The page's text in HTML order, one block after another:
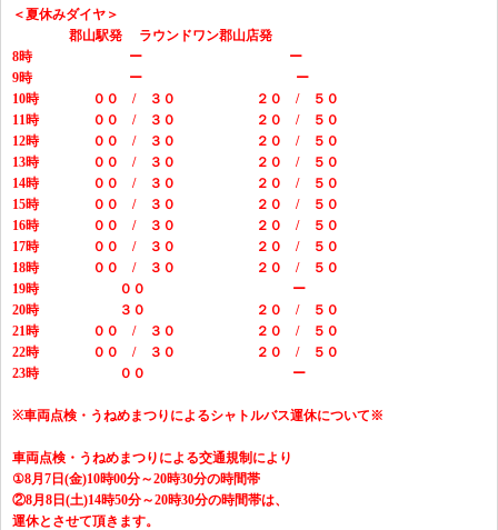
＜夏休みダイヤ＞
郡山駅発 ラウンドワン郡山店発
8時 ー ー
9時 ー ー
10時 ００ / ３０ ２０ / ５０
11時 ００ / ３０ ２０ / ５０
12時 ００ / ３０ ２０ / ５０
13時 ００ / ３０ ２０ / ５０
14時 ００ / ３０ ２０ / ５０
15時 ００ / ３０ ２０ / ５０
16時 ００ / ３０ ２０ / ５０
17時 ００ / ３０ ２０ / ５０
18時 ００ / ３０ ２０ / ５０
19時 ００ ー
20時 ３０ ２０ / ５０
21時 ００ / ３０ ２０ / ５０
22時 ００ / ３０ ２０ / ５０
23時 ００ ー
※車両点検・うねめまつりによるシャトルバス運休について※
車両点検・うねめまつりによる交通規制により
①8月7日(金)10時00分～20時30分の時間帯
②8月8日(土)14時50分～20時30分の時間帯は、
運休とさせて頂きます。